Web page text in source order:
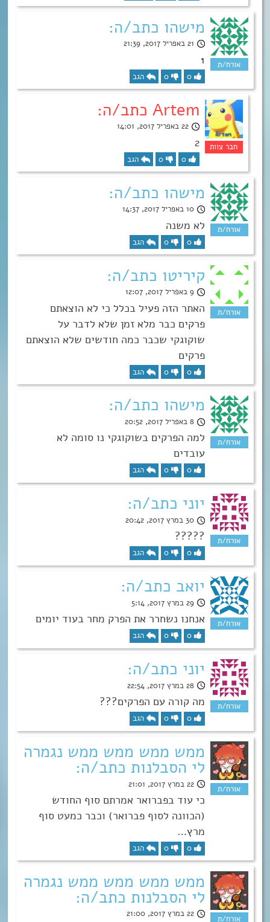
מישהו כתב/ה:
21 באפריל 2017, 21:39
1
0
0 הגב
Artem כתב/ה:
22 באפריל 2017, 14:01
2
0
0 הגב
מישהו כתב/ה:
10 באפריל 2017, 14:37
לא משנה
0
0 הגב
קיריטו כתב/ה:
9 באפריל 2017, 12:07
האתר הזה פעיל בכלל כי לא הוצאתם
פרקים כבר מלא זמן שלא לדבר על
שוקוגקי שכבר כמה חודשים שלא הוצאתם
פרקים
0
0 הגב
מישהו כתב/ה:
8 באפריל 2017, 20:52
למה הפרקים בשוקוגקי נו סומה לא
עובדים
0
0 הגב
יוני כתב/ה:
30 במרץ 2017, 20:42
?????
0
0 הגב
יואב כתב/ה:
29 במרץ 2017, 5:14
אנחנו נשחרר את הפרק מחר בעוד יומים
0
0 הגב
יוני כתב/ה:
28 במרץ 2017, 22:54
מה קורה עם הפרקים???
0
0 הגב
ממש ממש ממש ממש נגמרה
לי הסבלנות כתב/ה:
22 במרץ 2017, 21:01
כי עוד בפברואר אמרתם סוף החודש
(הכוונה לסוף פברואר) וכבר כמעט סוף
מרץ…
0
0 הגב
ממש ממש ממש ממש נגמרה
לי הסבלנות כתב/ה:
22 במרץ 2017, 21:00